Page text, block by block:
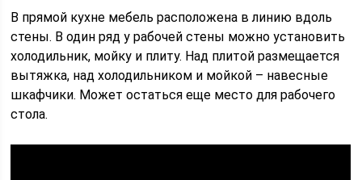
В прямой кухне мебель расположена в линию вдоль
стены. В один ряд у рабочей стены можно установить
холодильник, мойку и плиту. Над плитой размещается
вытяжка, над холодильником и мойкой – навесные
шкафчики. Может остаться еще место для рабочего
стола.